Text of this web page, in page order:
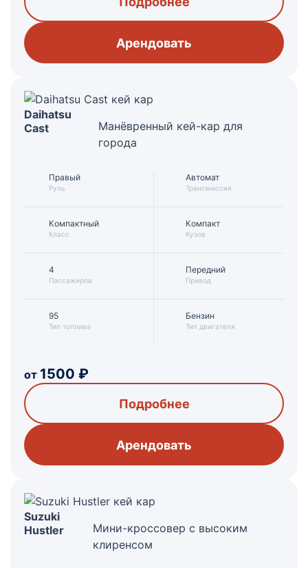
Арендовать
Daihatsu
Cast
Манёвренный кей-кар для
города
Правый
Руль
Компактный
Класс
Автомат
Трансмиссия
Компакт
Кузов
4
Пассажиров
95
Тип топлива
Передний
Привод
Бензин
Тип двигателя
от 1500 ₽
Подробнее
Арендовать
Suzuki
Hustler
Мини-кроссовер с высоким
клиренсом